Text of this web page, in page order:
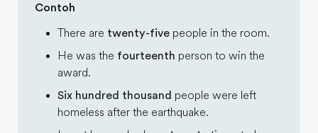
Contoh
There are twenty-five people in the room.
He was the fourteenth person to win the
award.
Six hundred thousand people were left
homeless after the earthquake.